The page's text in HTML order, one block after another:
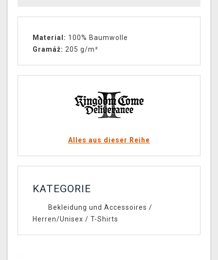
Material: 100% Baumwolle
Gramáž: 205 g/m²
Alles aus dieser Reihe
KATEGORIE
Bekleidung und Accessoires /
Herren/Unisex / T-Shirts